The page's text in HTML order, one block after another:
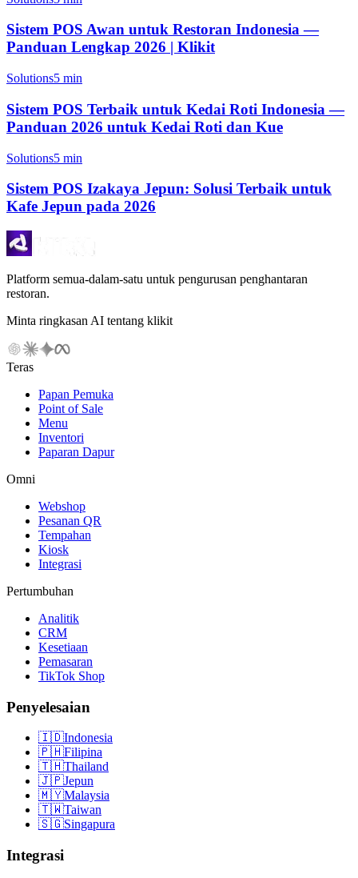
Sistem POS Awan untuk Restoran Indonesia —
Panduan Lengkap 2026 | Klikit
Solutions5 min
Sistem POS Terbaik untuk Kedai Roti Indonesia —
Panduan 2026 untuk Kedai Roti dan Kue
Solutions5 min
Sistem POS Izakaya Jepun: Solusi Terbaik untuk
Kafe Jepun pada 2026
Platform semua-dalam-satu untuk pengurusan penghantaran
restoran.
Minta ringkasan AI tentang klikit
Teras
Papan Pemuka
Point of Sale
Menu
Inventori
Paparan Dapur
Omni
Webshop
Pesanan QR
Tempahan
Kiosk
Integrasi
Pertumbuhan
Analitik
CRM
Kesetiaan
Pemasaran
TikTok Shop
Penyelesaian
🇮🇩Indonesia
🇵🇭Filipina
🇹🇭Thailand
🇯🇵Jepun
🇲🇾Malaysia
🇹🇼Taiwan
🇸🇬Singapura
Integrasi